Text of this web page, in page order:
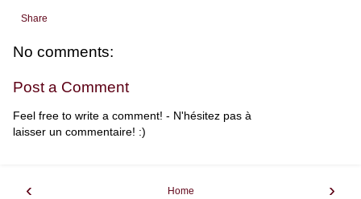
Share
No comments:
Post a Comment
Feel free to write a comment! - N'hésitez pas à
laisser un commentaire! :)
‹ ›
Home